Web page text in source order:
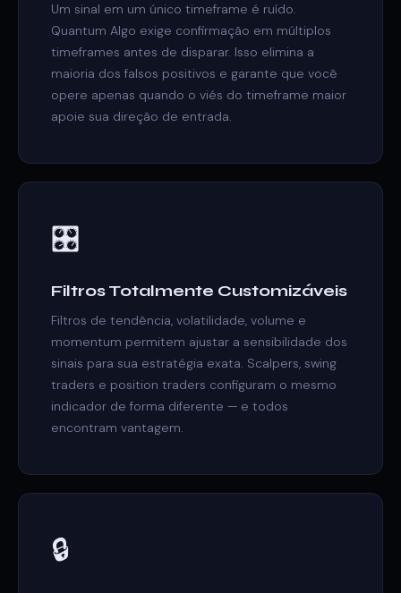
Um sinal em um único timeframe é ruído.
Quantum Algo exige confirmação em múltiplos
timeframes antes de disparar. Isso elimina a
maioria dos falsos positivos e garante que você
opere apenas quando o viés do timeframe maior
apoie sua direção de entrada.
🎛️
Filtros Totalmente Customizáveis
Filtros de tendência, volatilidade, volume e
momentum permitem ajustar a sensibilidade dos
sinais para sua estratégia exata. Scalpers, swing
traders e position traders configuram o mesmo
indicador de forma diferente — e todos
encontram vantagem.
🔒